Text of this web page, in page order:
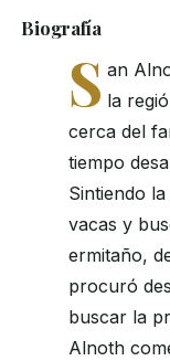
Biografía
S an
la
cerca del
tiempo
Sintiendo
vacas y
ermitaño,
procuró
buscar la
Alnoth